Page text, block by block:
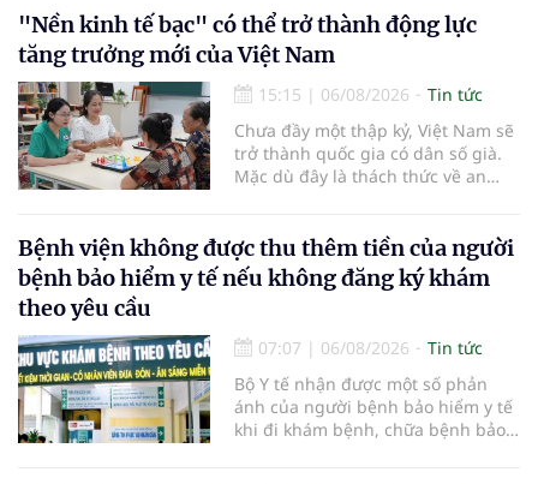
"Nền kinh tế bạc" có thể trở thành động lực
tăng trưởng mới của Việt Nam
15:15 | 06/08/2026
Tin tức
Chưa đầy một thập kỷ, Việt Nam sẽ
trở thành quốc gia có dân số già.
Mặc dù đây là thách thức về an
có giá trị hàng tỷ USD.
Bệnh viện không được thu thêm tiền của người
bệnh bảo hiểm y tế nếu không đăng ký khám
theo yêu cầu
07:07 | 06/08/2026
Tin tức
Bộ Y tế nhận được một số phản
ánh của người bệnh bảo hiểm y tế
khi đi khám bệnh, chữa bệnh bảo